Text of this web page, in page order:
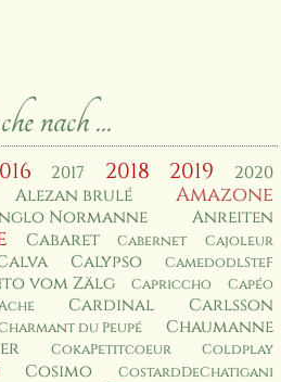
nach ...
2017 2018 2019 2020
Alezan brulé Amazone
Normanne Anreiten
Cabaret Cabernet Cajoleur
Calypso CamedodlSteF
vom Zälg Capriccho
Capéo
Cardinal
Carlsson
du Peupé Chaumanne
CokaPetitcoeur Coldplay
Cosimo CostardDeChatigani